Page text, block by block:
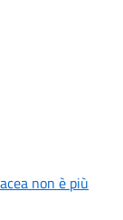
non è più